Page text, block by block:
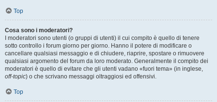
Top
Cosa sono i moderatori?
I moderatori sono utenti (o gruppi di utenti) il cui compito è quello di tenere
sotto controllo i forum giorno per giorno. Hanno il potere di modificare o
cancellare qualsiasi messaggio e di chiudere, riaprire, spostare o rimuovere
qualsiasi argomento del forum da loro moderato. Generalmente il compito dei
moderatori è quello di evitare che gli utenti vadano «fuori tema» (in inglese,
off-topic) o che scrivano messaggi oltraggiosi ed offensivi.
Top